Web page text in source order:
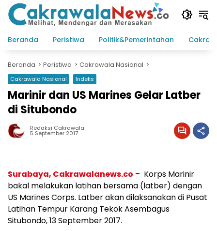
Langsung
konten
Beranda
Peristiwa Politik&Pemerintahan
Beranda Peristiwa Cakrawala Nasional
Cakrawala Nasional Indeks
Marinir dan US Marines Gelar Latber
di Situbondo
Redaksi Cakrawala
5 September 2017
Surabaya, Cakrawalanews.co – Korps Marinir
bakal melakukan latihan bersama (latber) dengan
US Marines Corps. Latber akan dilaksanakan di Pusat
Latihan Tempur Karang Tekok Asembagus
Situbondo, 13 September 2017.